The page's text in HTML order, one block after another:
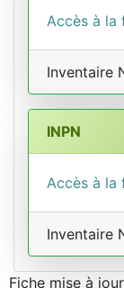
Accès à la
Inventaire
INPN
Accès à la
Inventaire
Fiche mise à